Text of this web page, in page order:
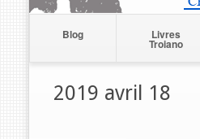
Blog Livres
Troiano
2019 avril 18